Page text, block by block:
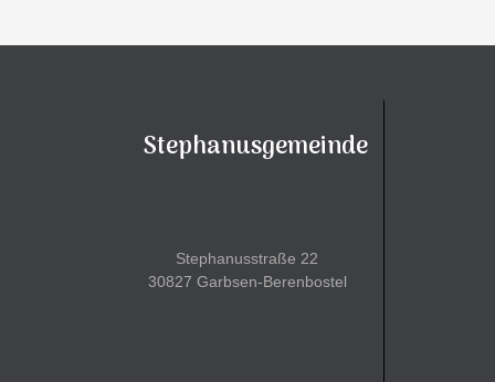
Stephanusgemeinde
Stephanusstraße 22
30827 Garbsen-Berenbostel